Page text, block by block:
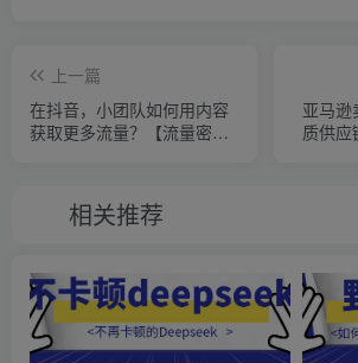
上一篇
在抖音，小团队如何用内容
获取更多流量？【流量密
亚马逊
质供应
相关推荐